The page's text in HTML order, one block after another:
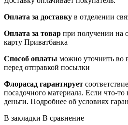
Оплата за доставку в отделении
Оплата за товар при получении на
карту Приватбанка
Способ оплаты можно уточнить во
перед отправкой посылки
Флорасад гарантирует
посадочного материала. Если что-
деньги. Подробнее об условиях
В закладки В сравнение